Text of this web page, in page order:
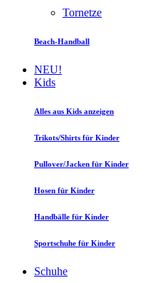
Tornetze
Beach-Handball
NEU!
Kids
Alles aus Kids anzeigen
Trikots/Shirts für Kinder
Pullover/Jacken für Kinder
Hosen für Kinder
Handbälle für Kinder
Sportschuhe für Kinder
Schuhe